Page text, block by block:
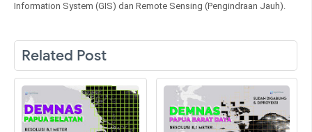
Information System (GIS) dan Remote Sensing (Pengindraan Jauh).
Related Post